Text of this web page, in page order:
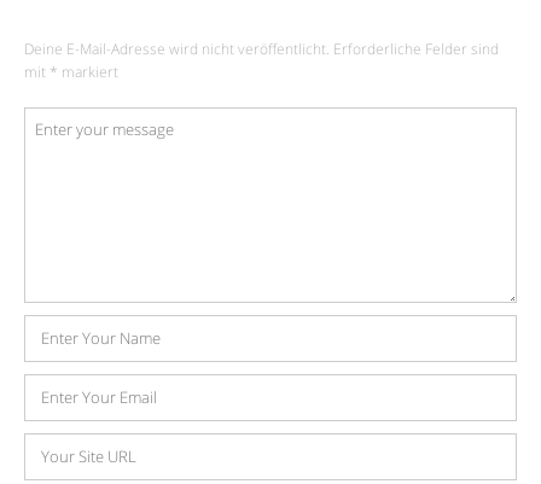
Deine E-Mail-Adresse wird nicht veröffentlicht. Erforderliche Felder sind
mit * markiert
Kommentar
Name
Mail-
Adresse
Website